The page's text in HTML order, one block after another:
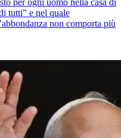
per ogni uomo nella casa di
tutti” e nel quale
non comporta più